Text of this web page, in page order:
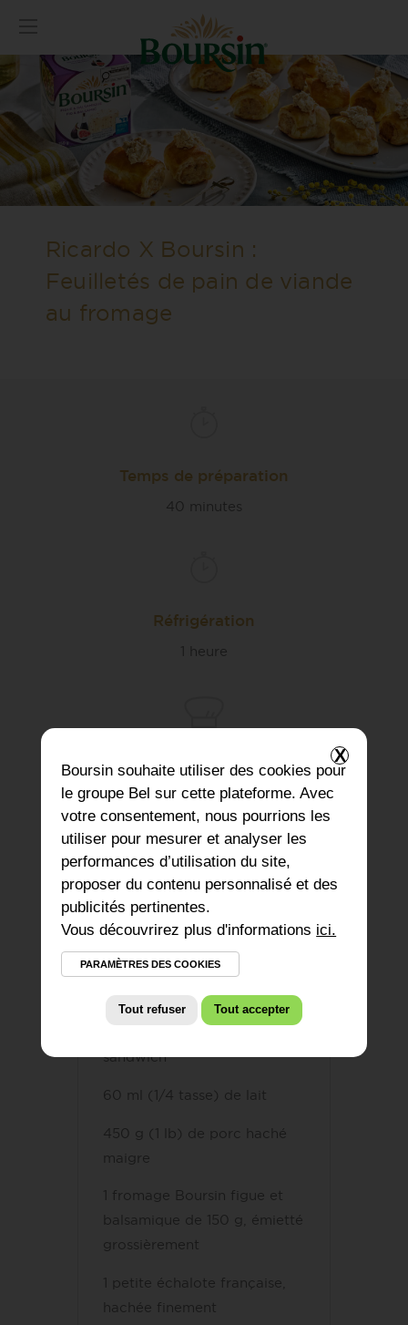
Ricardo X Boursin :
Feuilletés de pain de viande
au fromage
Temps de préparation
40 minutes
Réfrigération
1 heure
Cuisson
20 minutes par fournée
Rendement : 3 douzaines
sandwich
60 ml (1/4 tasse) de lait
450 g
(1 lb) de porc haché
maigre
fromage Boursin figue et
balsamique de 150 g, émietté
grossièrement
petite échalote française,
hachée finement
X
Boursin souhaite utiliser des cookies pour
le groupe Bel sur cette plateforme. Avec
votre consentement, nous pourrions les
utiliser pour mesurer et analyser les
performances d’utilisation du site,
proposer du contenu personnalisé et des
publicités pertinentes.
Vous découvrirez plus d'informations ici.
PARAMÈTRES DES COOKIES
Tout refuser Tout accepter